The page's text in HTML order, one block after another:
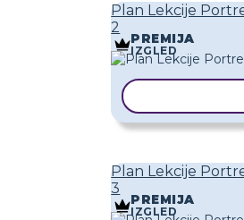
Plan Lekcije
2
PREMIJA
IZGLED
Plan Lekcije
3
PREMIJA
IZGLED